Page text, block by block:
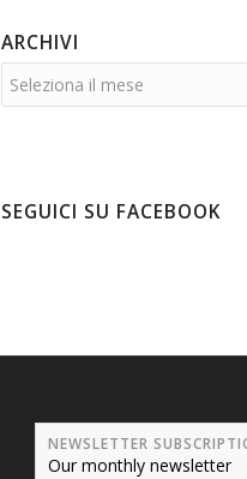
ARCHIVI
SEGUICI SU FACEBOOK
NEWSLETTER
Our monthly newsletter